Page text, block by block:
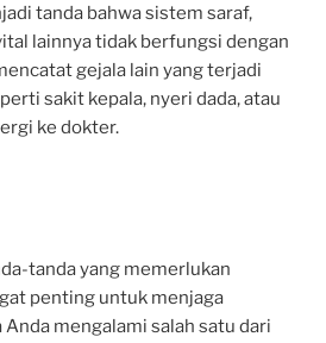
tanda bahwa sistem saraf,
lainnya tidak berfungsi dengan
gejala lain yang terjadi
sakit kepala, nyeri dada, atau
ke dokter.
tanda yang memerlukan
penting untuk menjaga
Anda mengalami salah satu dari